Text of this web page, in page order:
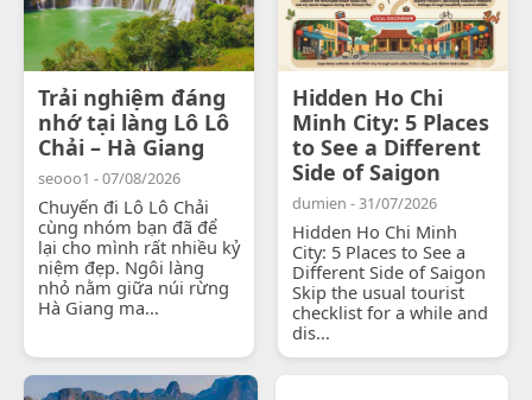
Trải nghiệm đáng
nhớ tại làng Lô Lô
Chải – Hà Giang
seooo1 - 07/08/2026
Chuyến đi Lô Lô Chải
cùng nhóm bạn đã để
lại cho mình rất nhiều kỷ
niệm đẹp. Ngôi làng
nhỏ nằm giữa núi rừng
Hà Giang ma...
Hidden Ho Chi
Minh City: 5 Places
to See a Different
Side of Saigon
dumien - 31/07/2026
Hidden Ho Chi Minh
City: 5 Places to See a
Different Side of Saigon
Skip the usual tourist
checklist for a while and
dis...